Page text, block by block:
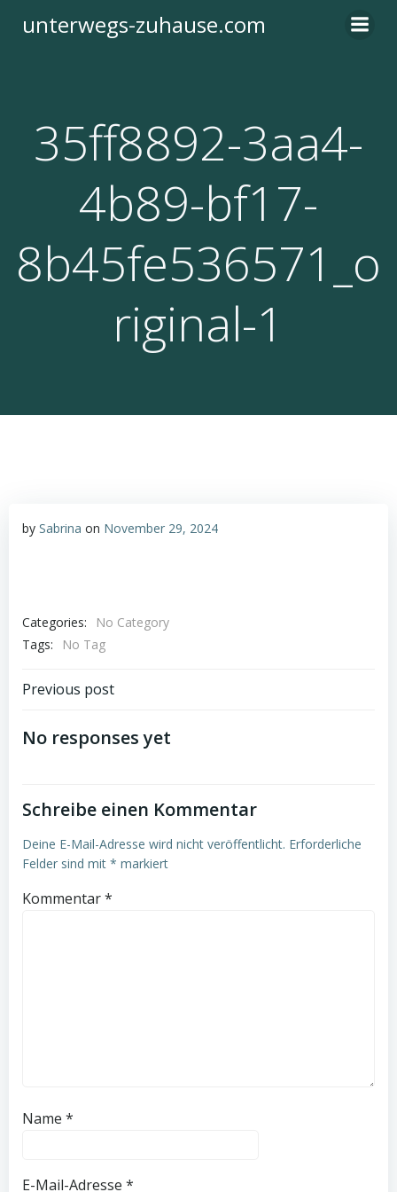
Inhalt
unterwegs-zuhause.com
35ff8892-3aa4-
4b89-bf17-
8b45fe536571_o
riginal-1
by Sabrina on November 29, 2024
Categories:
No Category
Tags:
No Tag
Post
navigation
Previous post
No responses yet
Schreibe einen Kommentar
Deine E-Mail-Adresse wird nicht veröffentlicht. Erforderliche
Felder sind mit * markiert
Kommentar*
Name *
E-Mail-Adresse *